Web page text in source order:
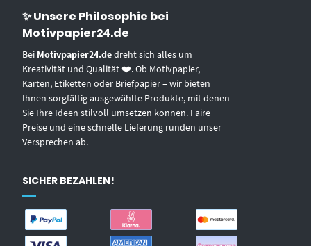
✨ Unsere Philosophie bei
Motivpapier24.de
Bei Motivpapier24.dedreht sich alles um
Kreativität und Qualität ❤️. Ob Motivpapier,
Karten, Etiketten oder Briefpapier – wir bieten
Ihnen sorgfältig ausgewählte Produkte, mit denen
Sie Ihre Ideen stilvoll umsetzen können. Faire
Preise und eine schnelle Lieferung runden unser
Versprechen ab.
SICHER BEZAHLEN!